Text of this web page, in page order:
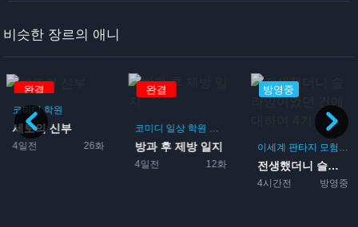
비슷한 장르의 애니
완결
코미디 일상 학원 부활동
방과 후 제방 일지
방영중
이세계 판타지 모험 액션 먼치킨 코미디 마왕 괴물 전
전생했더니 슬라임이었던 건에...
방영중
동물
담배 고양이
1일전 방영중